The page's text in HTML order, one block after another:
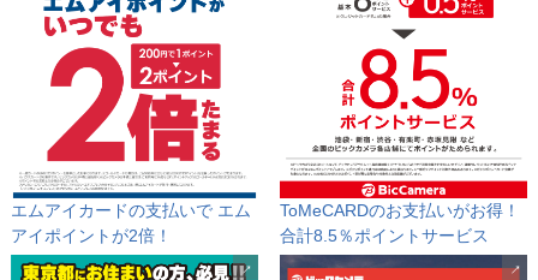
エムアイカードの支払いで エム
アイポイントが2倍！
ToMeCARDのお支払いがお得！
合計8.5％ポイントサービス